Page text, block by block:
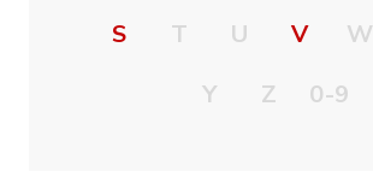
S
T U V W
Y
Z 0-9